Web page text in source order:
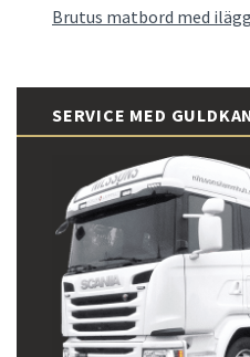
Brutus matbord med
SERVICE MED